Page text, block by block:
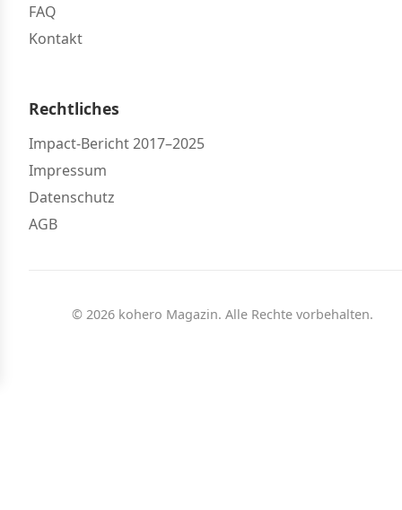
FAQ
Kontakt
Rechtliches
Impact-Bericht 2017–2025
Impressum
Datenschutz
AGB
© 2026 kohero Magazin. Alle Rechte vorbehalten.